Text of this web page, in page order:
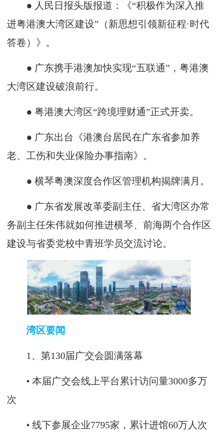
● 人民日报头版报道：《“积极作为深入推
进粤港澳大湾区建设”（新思想引领新征程·时代
答卷）》。
● 广东携手港澳加快实现“五联通”，粤港澳
大湾区建设破浪前行。
● 粤港澳大湾区“跨境理财通”正式开卖。
● 广东出台《港澳台居民在广东省参加养
老、工伤和失业保险办事指南》。
● 横琴粤澳深度合作区管理机构揭牌满月。
● 广东省发展改革委副主任、省大湾区办常
务副主任朱伟就如何推进横琴、前海两个合作区
建设与省委党校中青班学员交流讨论。
湾区要闻
1、第130届广交会圆满落幕
• 本届广交会线上平台累计访问量3000多万
次
• 线下参展企业7795家，累计进馆60万人次